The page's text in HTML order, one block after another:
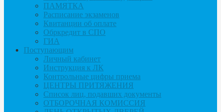
ПАМЯТКА
Расписание экзаменов
Квитанции об оплате
Обркредит в СПО
ГИА
Поступающим
Личный кабинет
Инструкция к ЛК
Контрольные цифры приема
ЦЕНТРЫ ПРИТЯЖЕНИЯ
Список лиц, подавших документы
ОТБОРОЧНАЯ КОМИССИЯ